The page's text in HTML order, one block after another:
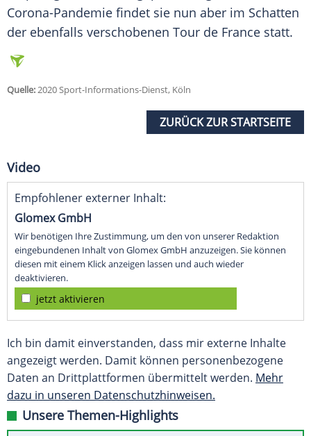
Corona-Pandemie findet sie nun aber im Schatten
der ebenfalls verschobenen Tour de France statt.
Quelle:2020 Sport-Informations-Dienst, Köln
ZURÜCK ZUR STARTSEITE
Video
Empfohlener externer Inhalt:
Glomex GmbH
Wir benötigen Ihre Zustimmung, um den von unserer Redaktion
eingebundenen Inhalt von Glomex GmbH anzuzeigen. Sie können
diesen mit einem Klick anzeigen lassen und auch wieder
deaktivieren.
jetzt aktivieren
Ich bin damit einverstanden, dass mir externe Inhalte
angezeigt werden. Damit können personenbezogene
Daten an Drittplattformen übermittelt werden. Mehr
dazu in unseren Datenschutzhinweisen.
Unsere Themen-Highlights